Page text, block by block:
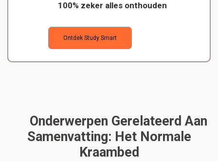
100% zeker alles onthouden
Ontdek Study Smart
Onderwerpen Gerelateerd Aan
Samenvatting: Het Normale
Kraambed